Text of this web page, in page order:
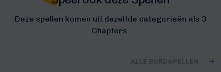
Deze spellen komen uit dezelfde categorieën als 3
Chapters.